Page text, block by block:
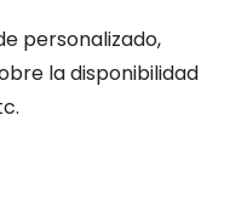
personalizado,
la disponibilidad